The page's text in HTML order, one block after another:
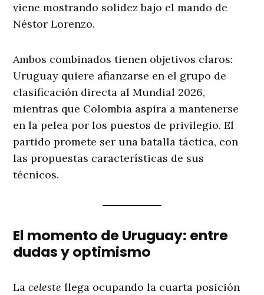
viene mostrando solidez bajo el mando de
Néstor Lorenzo.
Ambos combinados tienen objetivos claros:
Uruguay quiere afianzarse en el grupo de
clasificación directa al Mundial 2026,
mientras que Colombia aspira a mantenerse
en la pelea por los puestos de privilegio. El
partido promete ser una batalla táctica, con
las propuestas características de sus
técnicos.
El momento de Uruguay: entre
dudas y optimismo
Laceleste llega ocupando la cuarta posición